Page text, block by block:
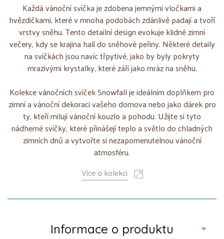
Každá vánoční svíčka je zdobena jemnými vločkami a
hvězdičkami, které v mnoha podobách zdánlivě padají a tvoří
vrstvy sněhu. Tento detailní design evokuje klidné zimní
večery, kdy se krajina halí do sněhové peřiny. Některé detaily
na svíčkách jsou navíc třpytivé, jako by byly pokryty
mrazivými krystalky, které září jako mráz na sněhu.
Kolekce vánočních svíček Snowfall je ideálním doplňkem pro
zimní a vánoční dekoraci vašeho domova nebo jako dárek pro
ty, kteří milují vánoční kouzlo a pohodu. Užijte si tyto
nádherné svíčky, které přinášejí teplo a světlo do chladných
zimních dnů a vytvořte si nezapomenutelnou vánoční
atmosféru.
Více o kolekci
Informace o produktu